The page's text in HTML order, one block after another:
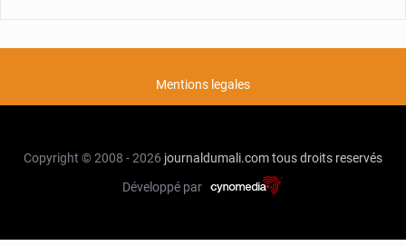
Mentions legales
Copyright © 2008 - 2026 journaldumali.comtous droits reservés
Développé par